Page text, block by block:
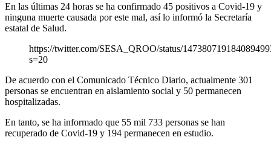
En las últimas 24 horas se ha confirmado 45 positivos a Covid-19 y
ninguna muerte causada por este mal, así lo informó la Secretaría
estatal de Salud.
https://twitter.com/SESA_QROO/status/
s=20
De acuerdo con el Comunicado Técnico Diario, actualmente 301
personas se encuentran en aislamiento social y 50 permanecen
hospitalizadas.
En tanto, se ha informado que 55 mil 733 personas se han
recuperado de Covid-19 y 194 permanecen en estudio.